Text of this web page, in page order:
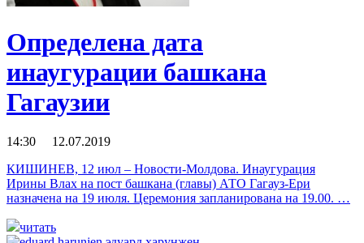
Определена дата
инаугурации башкана
Гагаузии
14:30 12.07.2019
КИШИНЕВ, 12 июл – Новости-Молдова. Инаугурация
Ирины Влах на пост башкана (главы) АТО Гагауз-Ери
назначена на 19 июля. Церемония запланирована на 19.00. …
читать